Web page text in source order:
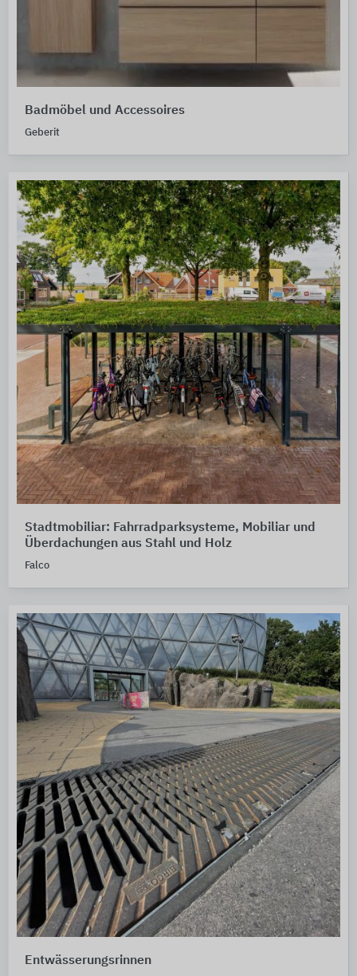
Badmöbel und Accessoires
Geberit
Stadtmobiliar: Fahrradparksysteme, Mobiliar und
Überdachungen aus Stahl und Holz
Falco
Entwässerungsrinnen